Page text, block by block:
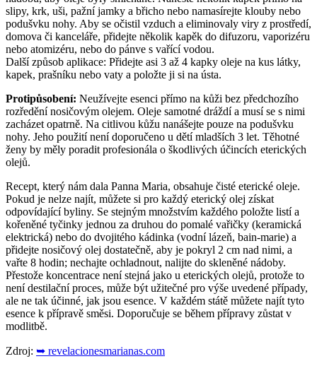
slipy, krk, uši, pažní jamky a břicho nebo namasírejte klouby nebo
podušvku nohy. Aby se očistil vzduch a eliminovaly viry z prostředí,
domova či kanceláře, přidejte několik kapěk do difuzoru, vaporizéru
nebo atomizéru, nebo do pánve s vařící vodou.
Další způsob aplikace: Přidejte asi 3 až 4 kapky oleje na kus látky,
kapek, prašníku nebo vaty a položte ji si na ústa.
Protipůsobení: Neužívejte esenci přímo na kůži bez předchozího
rozředění nosičovým olejem. Oleje samotné dráždí a musí se s nimi
zacházet opatrně. Na citlivou kůžu nanášejte pouze na podušvku
nohy. Jeho použití není doporučeno u dětí mladších 3 let. Těhotné
ženy by měly poradit profesionála o škodlivých účincích eterických
olejů.
Recept, který nám dala Panna Maria, obsahuje čisté eterické oleje.
Pokud je nelze najít, můžete si pro každý eterický olej získat
odpovídající byliny. Se stejným množstvím každého položte listí a
kořeněné tyčinky jednou za druhou do pomalé vařičky (keramická
elektrická) nebo do dvojitého kádinka (vodní lázeň, bain-marie) a
přidejte nosičový olej dostatečně, aby je pokryl 2 cm nad nimi, a
vařte 8 hodin; nechajte ochladnout, nalijte do skleněné nádoby.
Přestože koncentrace není stejná jako u eterických olejů, protože to
není destilační proces, může být užitečné pro výše uvedené případy,
ale ne tak účinné, jak jsou esence. V každém státě můžete najít tyto
esence k přípravě směsi. Doporučuje se během přípravy zůstat v
modlitbě.
Zdroj: ➥ revelacionesmarianas.com